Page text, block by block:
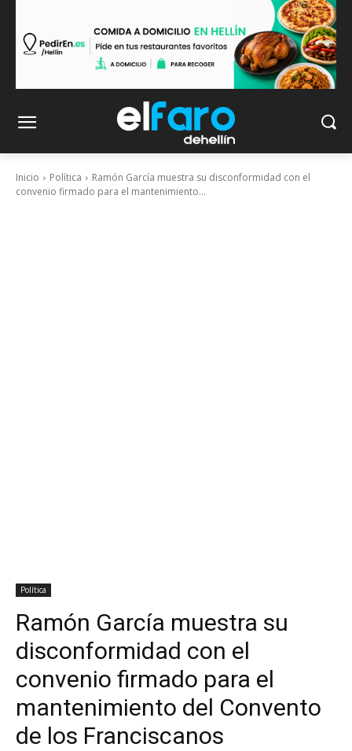
Inicio Política
Ramón García muestra su disconformidad con el
convenio firmado para el mantenimiento...
Política
Ramón García muestra su
disconformidad con el
convenio firmado para el
mantenimiento del Convento
de los Franciscanos